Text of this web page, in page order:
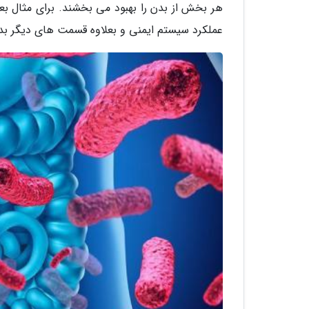
هر بخش از بدن را بهبود می بخشند. برای مثال
عملکرد سیستم ایمنی و بعلاوه قسمت های دیگر